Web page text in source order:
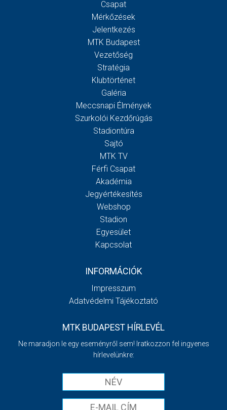
Csapat
Mérkőzések
Jelentkezés
MTK Budapest
Vezetőség
Stratégia
Klubtörténet
Galéria
Meccsnapi Élmények
Szurkolói Kezdőrúgás
Stadiontúra
Sajtó
MTK TV
Férfi Csapat
Akadémia
Jegyértékesítés
Webshop
Stadion
Egyesület
Kapcsolat
INFORMÁCIÓK
Impresszum
Adatvédelmi Tájékoztató
MTK BUDAPEST HÍRLEVÉL
Ne maradjon le egy eseményről sem! Iratkozzon fel ingyenes
hírlevelünkre: